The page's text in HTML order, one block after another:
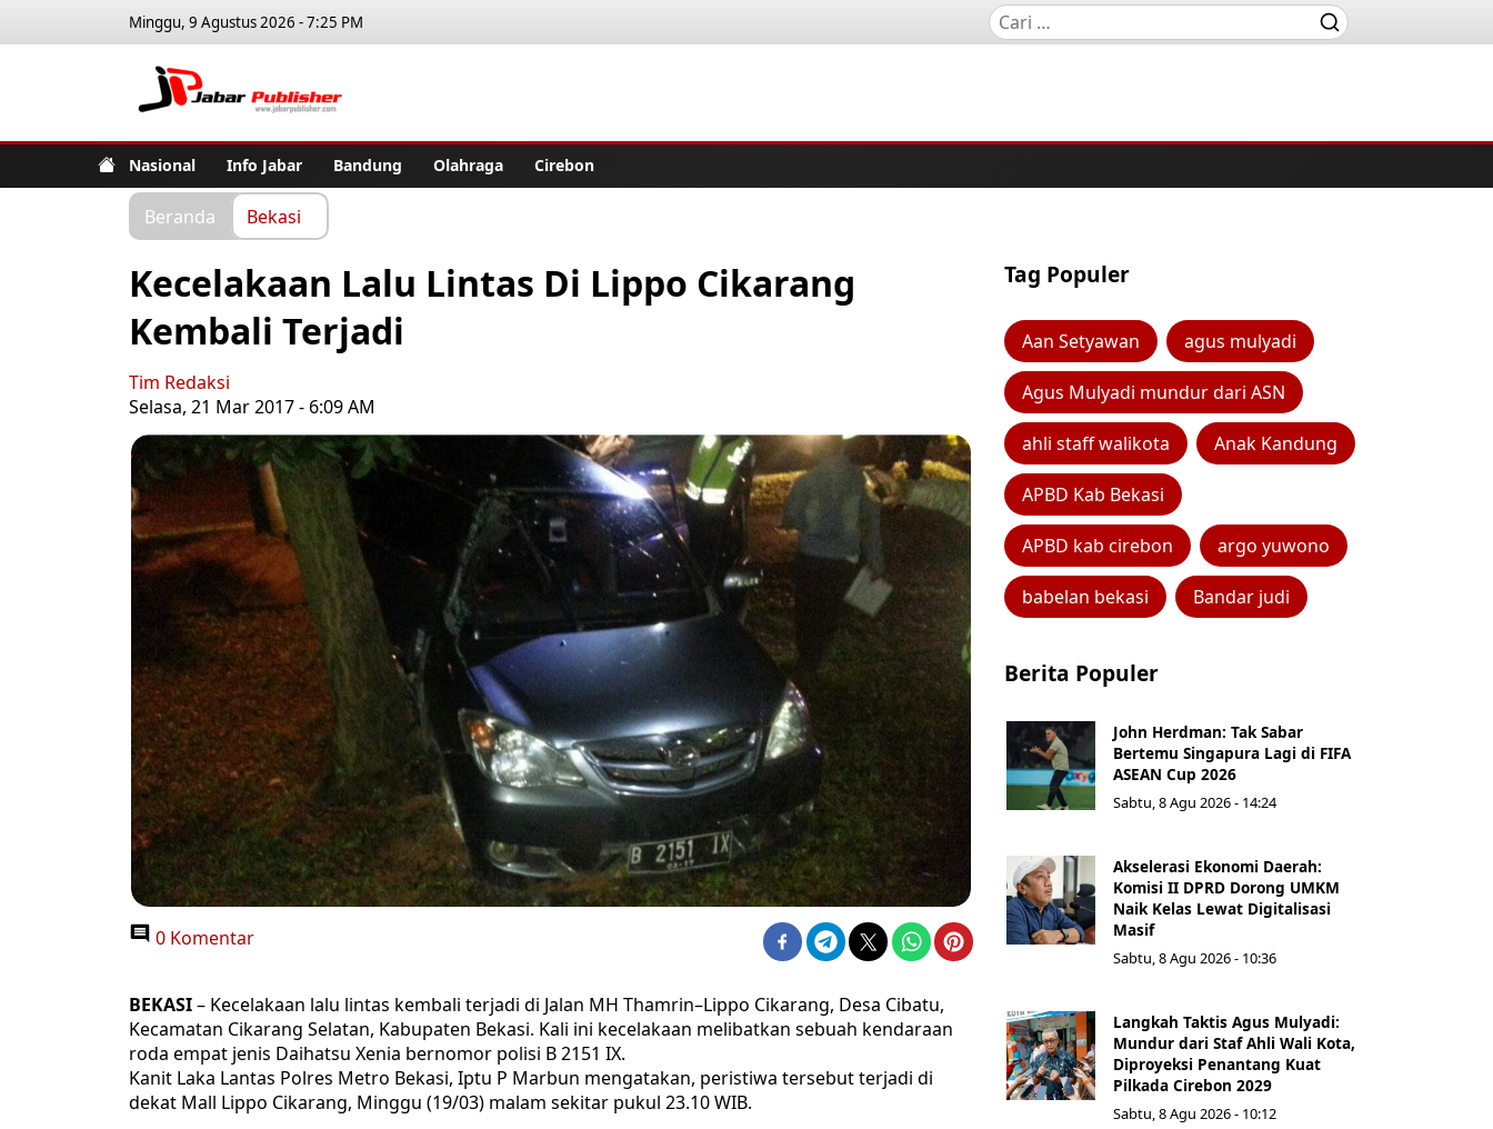
Minggu, 9 Agustus 2026 - 7:25 PM
Nasional Info Jabar Bandung Olahraga Cirebon
Beranda Bekasi
Kecelakaan Lalu Lintas Di Lippo Cikarang
Kembali Terjadi
Tim Redaksi
Selasa, 21 Mar 2017 - 6:09 AM
0 Komentar
BEKASI– Kecelakaan lalu lintas kembali terjadi di Jalan MH Thamrin–Lippo Cikarang, Desa Cibatu,
Kecamatan Cikarang Selatan, Kabupaten Bekasi. Kali ini kecelakaan melibatkan sebuah kendaraan
roda empat jenis Daihatsu Xenia bernomor polisi B 2151 IX.
Kanit Laka Lantas Polres Metro Bekasi, Iptu P Marbun mengatakan, peristiwa tersebut terjadi di
dekat Mall Lippo Cikarang, Minggu (19/03) malam sekitar pukul 23.10 WIB.
Tag Populer
Aan Setyawan agus mulyadi
Agus Mulyadi mundur dari ASN
ahli staff walikota Anak Kandung
APBD Kab Bekasi
APBD kab cirebon argo yuwono
babelan bekasi Bandar judi
Berita Populer
John Herdman: Tak Sabar
Bertemu Singapura Lagi di FIFA
ASEAN Cup 2026
Sabtu, 8 Agu 2026 - 14:24
Akselerasi Ekonomi Daerah:
Komisi II DPRD Dorong UMKM
Naik Kelas Lewat Digitalisasi
Masif
Sabtu, 8 Agu 2026 - 10:36
Langkah Taktis Agus Mulyadi:
Mundur dari Staf Ahli Wali Kota,
Diproyeksi Penantang Kuat
Pilkada Cirebon 2029
Sabtu, 8 Agu 2026 - 10:12